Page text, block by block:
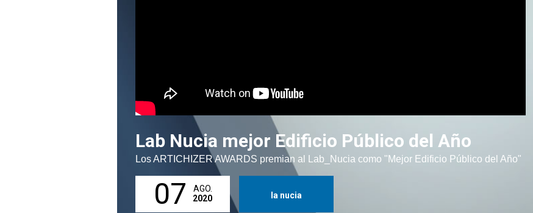
Lab Nucia mejor Edificio Público del Año
Los ARTICHIZER AWARDS premian al Lab_Nucia como "Mejor Edificio Público del Año"
07
AGO.
2020
la nucia